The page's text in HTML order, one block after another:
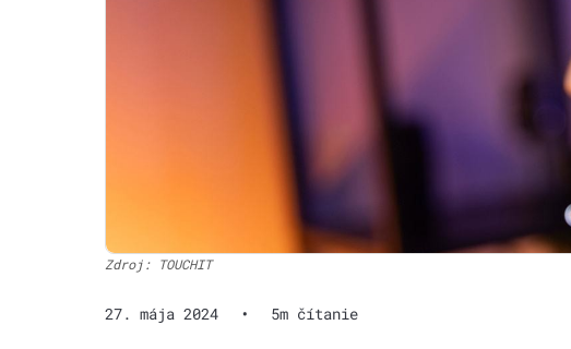
Zdroj: TOUCHIT
27. mája 2024 • 5m čítanie